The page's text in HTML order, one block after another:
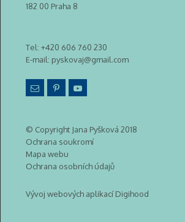
182 00 Praha 8
Tel: +420 606 760 230
E-mail: pyskovaj@gmail.com
© Copyright Jana Pyšková 2018
Ochrana soukromí
Mapa webu
Ochrana osobních údajů
Vývoj webových aplikací Digihood